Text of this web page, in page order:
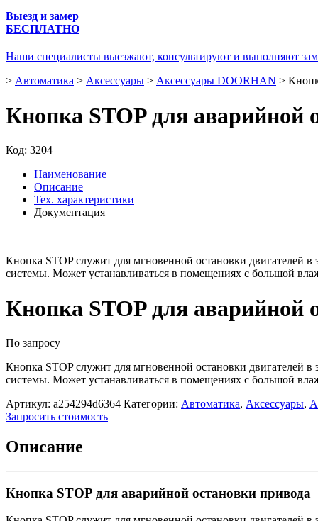
Выезд и замер
БЕСПЛАТНО
Наши специалисты выезжают, консультируют и выполняют
> Автоматика > Аксессуары > Аксессуары DOORHAN >
Кнопка STOP для аварийной
Код: 3204
Наименование
Описание
Тех. характеристики
Документация
Кнопка STOP служит для мгновенной остановки двигателей
системы. Может устанавливаться в помещениях с большой
Кнопка STOP для аварийной
По запросу
Кнопка STOP служит для мгновенной остановки двигателей
системы. Может устанавливаться в помещениях с большой
Артикул: a254294d6364 Категории: Автоматика, Аксессуары,
Запросить стоимость
Описание
Кнопка STOP для аварийной остановки привода